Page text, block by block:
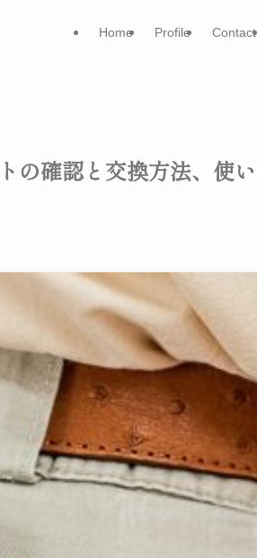
Home Profile Contact
の確認と交換方法、使い